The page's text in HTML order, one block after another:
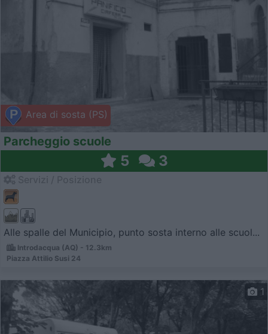
Area di sosta (PS)
Parcheggio scuole
5 3
Alle spalle del Municipio, punto sosta interno alle scuol...
Introdacqua (AQ) - 12.3km
Piazza Attilio Susi 24
1